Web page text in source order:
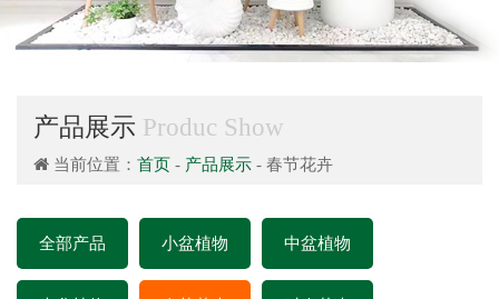
产品展示 Produc Show
当前位置： 首页 - 产品展示 - 春节花卉
全部产品 小盆植物 中盆植物